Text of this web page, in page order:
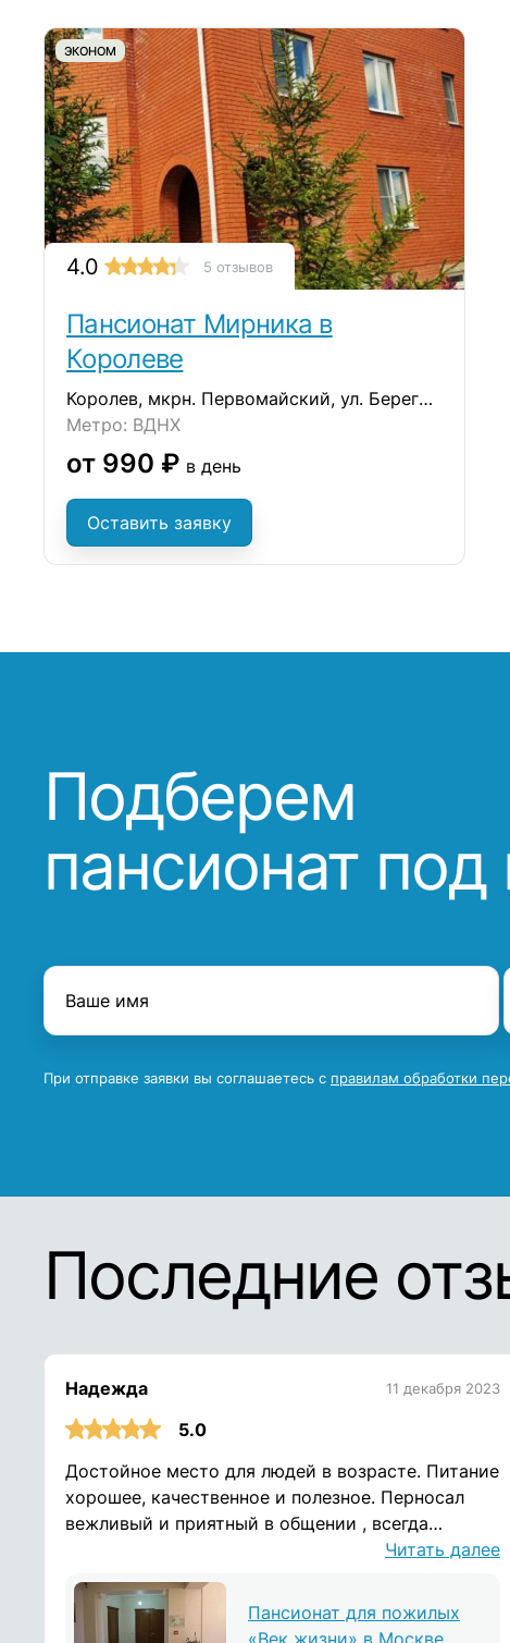
ЭКОНОМ
4.0 5 отзывов
Пансионат Мирника в
Королеве
Королев, мкрн. Первомайский, ул. Береговой проезд, д.2
Метро: ВДНХ
от 990 ₽ в день
Оставить заявку
Подберем
пансионат
При отправке заявки вы соглашаетесь с правилам обработки
Последние
Надежда 11 декабря 2023
5.0
Достойное место для людей в возрасте. Питание
хорошее, качественное и полезное. Перносал
вежливый и приятный в общении , всегда
отзываются на просьбы. Помещения чистые и
Читать далее
Пансионат для пожилых
«Век жизни» в Москве